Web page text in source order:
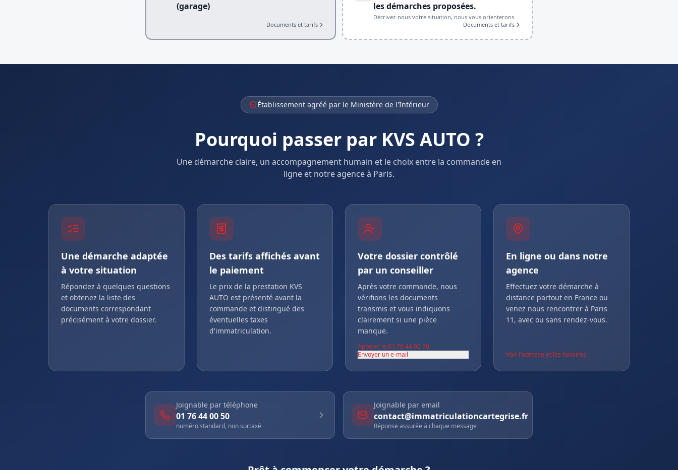
(garage)
Documents et tarifs
les démarches proposées.
Décrivez-nous votre situation, nous vous orienterons.
Documents et tarifs
Établissement agréé par le Ministère de l'Intérieur
Pourquoi passer par KVS AUTO ?
Une démarche claire, un accompagnement humain et le choix entre la commande en
ligne et notre agence à Paris.
Une démarche adaptée
à votre situation
Répondez à quelques questions
et obtenez la liste des
documents correspondant
précisément à votre dossier.
Des tarifs affichés avant
le paiement
Le prix de la prestation KVS
AUTO est présenté avant la
commande et distingué des
éventuelles taxes
d'immatriculation.
Votre dossier contrôlé
par un conseiller
Après votre commande, nous
vérifions les documents
transmis et vous indiquons
clairement si une pièce
manque.
Appeler le 01 76 44 00 50
Envoyer un e-mail
En ligne ou dans notre
agence
Effectuez votre démarche à
distance partout en France ou
venez nous rencontrer à Paris
11, avec ou sans rendez-vous.
Voir l'adresse et les horaires
Joignable par téléphone
01 76 44 00 50
numéro standard, non surtaxé
Joignable par email
contact@immatriculationcartegrise.fr
Réponse assurée à chaque message